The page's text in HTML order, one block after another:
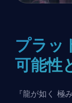
プラッ
可能性
『龍が如く 極